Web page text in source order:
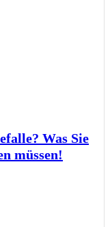
Was Sie
müssen!